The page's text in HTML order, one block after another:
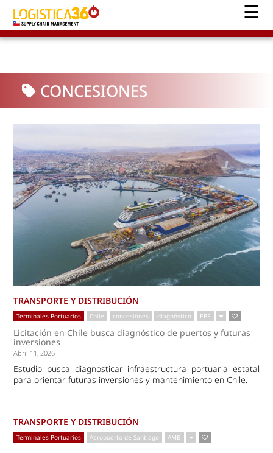
CONCESIONES
TRANSPORTE Y DISTRIBUCIÓN
Terminales Portuarios Chile concesiones diagnóstico EPE
Licitación en Chile busca diagnóstico de puertos y futuras
inversiones
Abril 11, 2026
Estudio busca diagnosticar infraestructura portuaria estatal
para orientar futuras inversiones y mantenimiento en Chile.
TRANSPORTE Y DISTRIBUCIÓN
Terminales Portuarios Aeropuerto de Santiago AMB